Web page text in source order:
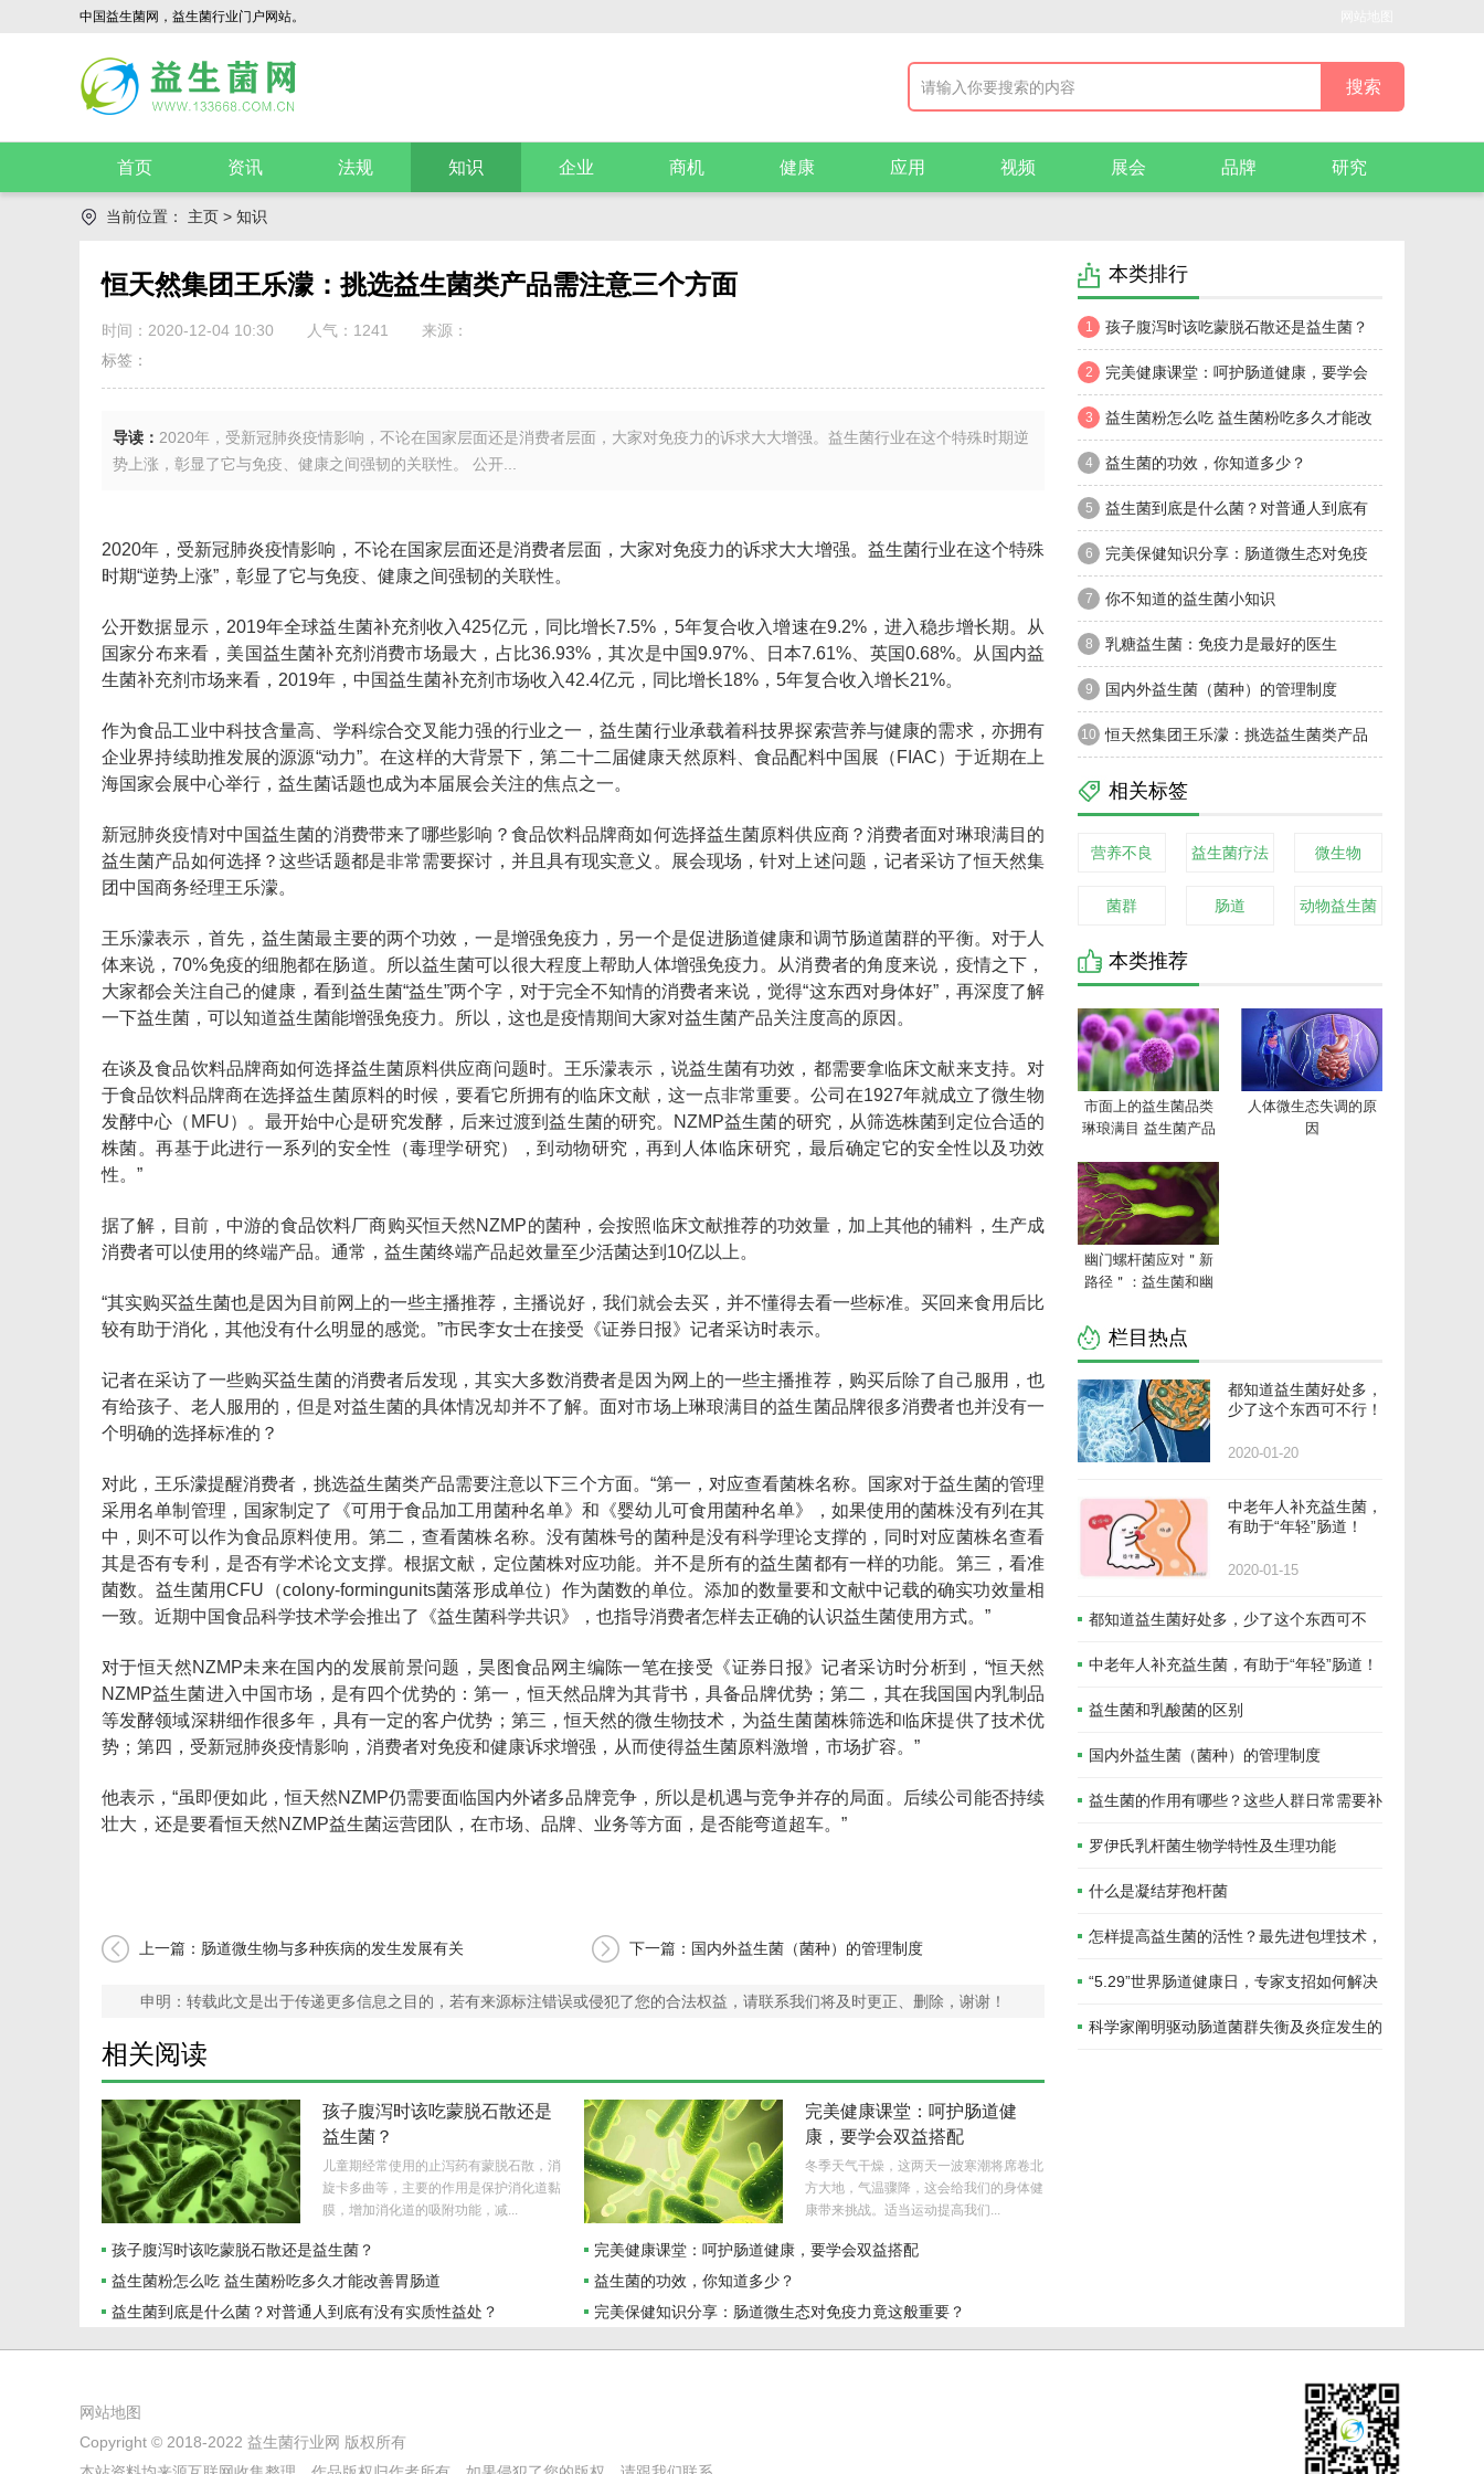
中国益生菌网，益生菌行业门户网站。
首页 资讯 法规 知识 企业 商机 健康 应用 视频 展会 品牌 研究
当前位置： 主页 > 知识
恒天然集团王乐濛：挑选益生菌类产品需注意三个方面
时间：2020-12-04 10:30 人气： 1241
来源：
标签：
导读： 2020年，受新冠肺炎疫情影响，不论在国家层面还是消费者层面，大家对免疫力的诉求大大增强。益生菌行业在这个特殊时期逆
势上涨，彰显了它与免疫、健康之间强韧的关联性。 公开...
2020年，受新冠肺炎疫情影响，不论在国家层面还是消费者层面，大家对免疫力的诉求大大增强。益生菌行业在这个特殊
时期“逆势上涨”，彰显了它与免疫、健康之间强韧的关联性。
公开数据显示，2019年全球益生菌补充剂收入425亿元，同比增长7.5%，5年复合收入增速在9.2%，进入稳步增长期。从
国家分布来看，美国益生菌补充剂消费市场最大，占比36.93%，其次是中国9.97%、日本7.61%、英国0.68%。从国内益
生菌补充剂市场来看，2019年，中国益生菌补充剂市场收入42.4亿元，同比增长18%，5年复合收入增长21%。
作为食品工业中科技含量高、学科综合交叉能力强的行业之一，益生菌行业承载着科技界探索营养与健康的需求，亦拥有
企业界持续助推发展的源源“动力”。在这样的大背景下，第二十二届健康天然原料、食品配料中国展（FIAC）于近期在上
海国家会展中心举行，益生菌话题也成为本届展会关注的焦点之一。
新冠肺炎疫情对中国益生菌的消费带来了哪些影响？食品饮料品牌商如何选择益生菌原料供应商？消费者面对琳琅满目的
益生菌产品如何选择？这些话题都是非常需要探讨，并且具有现实意义。展会现场，针对上述问题，记者采访了恒天然集
团中国商务经理王乐濛。
王乐濛表示，首先，益生菌最主要的两个功效，一是增强免疫力，另一个是促进肠道健康和调节肠道菌群的平衡。对于人
体来说，70%免疫的细胞都在肠道。所以益生菌可以很大程度上帮助人体增强免疫力。从消费者的角度来说，疫情之下，
大家都会关注自己的健康，看到益生菌“益生”两个字，对于完全不知情的消费者来说，觉得“这东西对身体好”，再深度了解
一下益生菌，可以知道益生菌能增强免疫力。所以，这也是疫情期间大家对益生菌产品关注度高的原因。
在谈及食品饮料品牌商如何选择益生菌原料供应商问题时。王乐濛表示，说益生菌有功效，都需要拿临床文献来支持。对
于食品饮料品牌商在选择益生菌原料的时候，要看它所拥有的临床文献，这一点非常重要。公司在1927年就成立了微生物
发酵中心（MFU）。最开始中心是研究发酵，后来过渡到益生菌的研究。NZMP益生菌的研究，从筛选株菌到定位合适的
株菌。再基于此进行一系列的安全性（毒理学研究），到动物研究，再到人体临床研究，最后确定它的安全性以及功效
性。”
据了解，目前，中游的食品饮料厂商购买恒天然NZMP的菌种，会按照临床文献推荐的功效量，加上其他的辅料，生产成
消费者可以使用的终端产品。通常，益生菌终端产品起效量至少活菌达到10亿以上。
“其实购买益生菌也是因为目前网上的一些主播推荐，主播说好，我们就会去买，并不懂得去看一些标准。买回来食用后比
较有助于消化，其他没有什么明显的感觉。”市民李女士在接受《证券日报》记者采访时表示。
记者在采访了一些购买益生菌的消费者后发现，其实大多数消费者是因为网上的一些主播推荐，购买后除了自己服用，也
有给孩子、老人服用的，但是对益生菌的具体情况却并不了解。面对市场上琳琅满目的益生菌品牌很多消费者也并没有一
个明确的选择标准的？
对此，王乐濛提醒消费者，挑选益生菌类产品需要注意以下三个方面。“第一，对应查看菌株名称。国家对于益生菌的管理
采用名单制管理，国家制定了《可用于食品加工用菌种名单》和《婴幼儿可食用菌种名单》，如果使用的菌株没有列在其
中，则不可以作为食品原料使用。第二，查看菌株名称。没有菌株号的菌种是没有科学理论支撑的，同时对应菌株名查看
其是否有专利，是否有学术论文支撑。根据文献，定位菌株对应功能。并不是所有的益生菌都有一样的功能。第三，看准
菌数。益生菌用CFU（colony-formingunits菌落形成单位）作为菌数的单位。添加的数量要和文献中记载的确实功效量相
一致。近期中国食品科学技术学会推出了《益生菌科学共识》，也指导消费者怎样去正确的认识益生菌使用方式。”
对于恒天然NZMP未来在国内的发展前景问题，昊图食品网主编陈一笔在接受《证券日报》记者采访时分析到，“恒天然
NZMP益生菌进入中国市场，是有四个优势的：第一，恒天然品牌为其背书，具备品牌优势；第二，其在我国国内乳制品
等发酵领域深耕细作很多年，具有一定的客户优势；第三，恒天然的微生物技术，为益生菌菌株筛选和临床提供了技术优
势；第四，受新冠肺炎疫情影响，消费者对免疫和健康诉求增强，从而使得益生菌原料激增，市场扩容。”
他表示，“虽即便如此，恒天然NZMP仍需要面临国内外诸多品牌竞争，所以是机遇与竞争并存的局面。后续公司能否持续
壮大，还是要看恒天然NZMP益生菌运营团队，在市场、品牌、业务等方面，是否能弯道超车。”
上一篇：肠道微生物与多种疾病的发生发展有关 下一篇：国内外益生菌（菌种）的管理制度
申明：转载此文是出于传递更多信息之目的，若有来源标注错误或侵犯了您的合法权益，请联系我们将及时更正、删除，谢谢！
相关阅读
孩子腹泻时该吃蒙脱石散还是
益生菌？
儿童期经常使用的止泻药有蒙脱石散，消
旋卡多曲等，主要的作用是保护消化道黏
膜，增加消化道的吸附功能，减...
完美健康课堂：呵护肠道健
康，要学会双益搭配
冬季天气干燥，这两天一波寒潮将席卷北
方大地，气温骤降，这会给我们的身体健
康带来挑战。适当运动提高我们...
孩子腹泻时该吃蒙脱石散还是益生菌？
完美健康课堂：呵护肠道健康，要学会双益搭配
益生菌粉怎么吃 益生菌粉吃多久才能改善胃肠道
益生菌的功效，你知道多少？
益生菌到底是什么菌？对普通人到底有没有实质性益处？
完美保健知识分享：肠道微生态对免疫力竟这般重要？
本类排行
1 孩子腹泻时该吃蒙脱石散还是益生菌？
2 完美健康课堂：呵护肠道健康，要学会
双益搭配
3 益生菌粉怎么吃 益生菌粉吃多久才能改
善胃肠道
4 益生菌的功效，你知道多少？
5 益生菌到底是什么菌？对普通人到底有
没有实质性益处？
6 完美保健知识分享：肠道微生态对免疫
力竟这般重要？
7 你不知道的益生菌小知识
8 乳糖益生菌：免疫力是最好的医生
9 国内外益生菌（菌种）的管理制度
10 恒天然集团王乐濛：挑选益生菌类产品
需注意三个方面
相关标签
营养不良 益生菌疗法 微生物
菌群 肠道 动物益生菌
本类推荐
市面上的益生菌品类
琳琅满目 益生菌产品
人体微生态失调的原
因
幽门螺杆菌应对＂新
路径＂：益生菌和幽
实际对比
栏目热点
都知道益生菌好处多，
少了这个东西可不行！
2020-01-20
中老年人补充益生菌，
有助于“年轻”肠道！
2020-01-15
都知道益生菌好处多，少了这个东西可不
行！
中老年人补充益生菌，有助于“年轻”肠道！
益生菌和乳酸菌的区别
国内外益生菌（菌种）的管理制度
益生菌的作用有哪些？这些人群日常需要补
充罗伊氏乳杆菌生物学特性及生理功能
什么是凝结芽孢杆菌
怎样提高益生菌的活性？最先进包埋技术，
让益生菌“超长待机”
“5.29”世界肠道健康日，专家支招如何解决
便秘那些事儿
科学家阐明驱动肠道菌群失衡及炎症发生的
网站地图
Copyright © 2018-2022 益生菌行业网 版权所有